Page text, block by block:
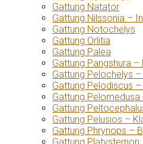
Gattung Natator
Gattung Nilssonia –
Gattung Notochelys
Gattung Orlitia
Gattung Palea
Gattung Pangshura
Gattung Pelochelys
Gattung Pelodiscus
Gattung
Gattung
Gattung Pelusios –
Gattung Phrynops –